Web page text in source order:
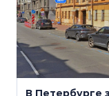
В Петербурге